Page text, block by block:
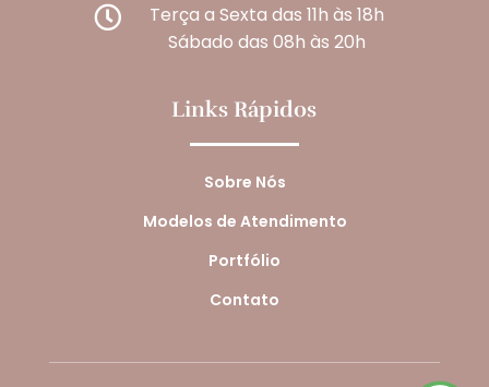

Terça a Sexta das 11h às 18h
Sábado das 08h às 20h
Links Rápidos
Sobre Nós
Modelos de Atendimento
Portfólio
Contato